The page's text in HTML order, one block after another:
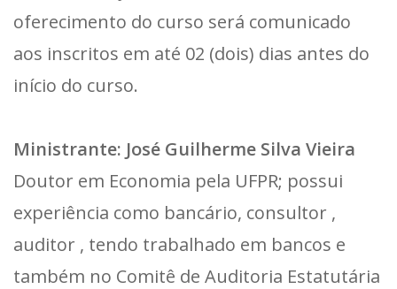
oferecimento do curso será comunicado
aos inscritos em até 02 (dois) dias antes do
início do curso.
Ministrante: José Guilherme Silva Vieira
Doutor em Economia pela UFPR; possui
experiência como bancário, consultor ,
auditor , tendo trabalhado em bancos e
também no Comitê de Auditoria Estatutária